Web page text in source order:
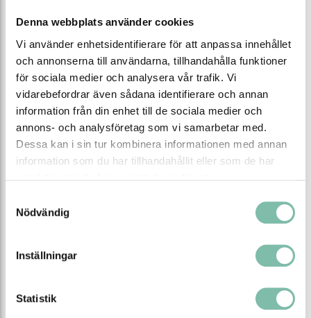
Denna webbplats använder cookies
Vi använder enhetsidentifierare för att anpassa innehållet
och annonserna till användarna, tillhandahålla funktioner
för sociala medier och analysera vår trafik. Vi
vidarebefordrar även sådana identifierare och annan
information från din enhet till de sociala medier och
annons- och analysföretag som vi samarbetar med.
Dessa kan i sin tur kombinera informationen med annan
information som du har tillhandahållit eller som de har
Nödvändig
Inställningar
Statistik
För en säker och regelriktig vägtransport av farligt
gods är rätt utrustning ett måste. PK Produkter har
tagit fram ADR-väskor som innehåller allt du
behöver för att uppfylla säkerhetskraven.
Läs mer
Förvara kemikalier på rätt sätt
Korrekt förvaring av kemikalier är A och O i berörda